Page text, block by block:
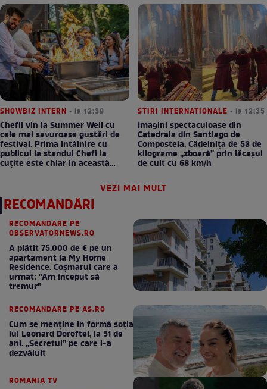
SHOWBIZ INTERN • la 12:39
Chefii vin la Summer Well cu
cele mai savuroase gustări de
festival. Prima întâlnire cu
publicul la standul Chefi la
cuțite este chiar în această
STIRI INTERNATIONALE • la 12:35
Imagini spectaculoase din
Catedrala din Santiago de
Compostela. Cădelnița de 53 de
kilograme „zboară” prin lăcașul
de cult cu 68 km/h
VEZI MAI MULT
RECOMANDĂRI
RECOMANDARE PE
OBSERVATORNEWS.RO
A plătit 75.000 de € pe un
apartament la My Home
Residence. Coşmarul care a
urmat: "Am început să
tremur"
RECOMANDARE PE AS.RO
Cum se menţine în formă soţia
lui Leonard Doroftei, la 51 de
ani. „Secretul” pe care l-a
dezvăluit
ROMANIA TV